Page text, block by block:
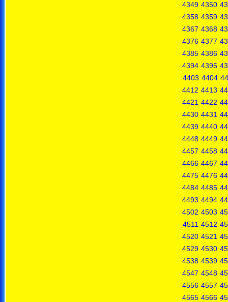
4349 4350
4358 4359
4367 4368
4376 4377
4385 4386
4394 4395
4403 4404
4412 4413
4421 4422
4430 4431
4439 4440
4448 4449
4457 4458
4466 4467
4475 4476
4484 4485
4493 4494
4502 4503
4511 4512
4520 4521
4529 4530
4538 4539
4547 4548
4556 4557
4565 4566